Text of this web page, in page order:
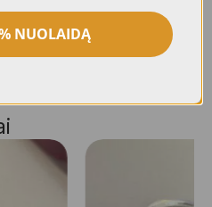
mėn. kokybės garantija.
NUOLAIDĄ